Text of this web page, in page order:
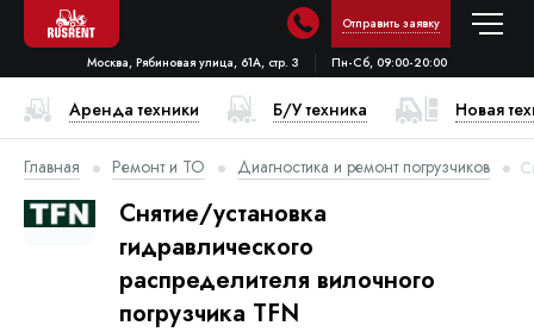
Отправить заявку
Москва, Рябиновая улица, 61А, стр. 3 Пн-Сб, 09:00-20:00
Аренда техники Б/У техника Новая
Главная Ремонт и ТО Диагностика и ремонт погрузчиков
Снятие/установка
гидравлического
распределителя вилочного
погрузчика TFN